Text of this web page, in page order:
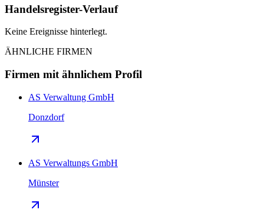
Handelsregister-Verlauf
Keine Ereignisse hinterlegt.
ÄHNLICHE FIRMEN
Firmen mit ähnlichem Profil
AS Verwaltung GmbH
Donzdorf
AS Verwaltungs GmbH
Münster